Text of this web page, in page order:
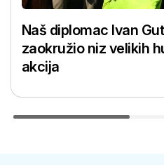
Naš diplomac Ivan
zaokružio niz velikih
akcija